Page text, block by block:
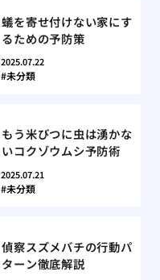
蟻を寄せ付けない家にす
るための予防策
2025.07.22
未分類
もう米びつに虫は湧かな
いコクゾウムシ予防術
2025.07.21
未分類
偵察スズメバチの行動パ
ターン徹底解説